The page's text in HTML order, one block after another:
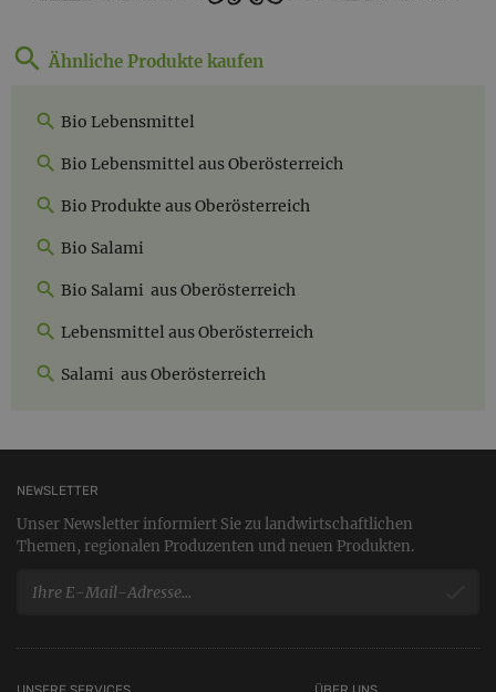
Ähnliche Produkte kaufen
Bio Lebensmittel
Bio Lebensmittel aus Oberösterreich
Bio Produkte aus Oberösterreich
Bio Salami
Bio Salami aus Oberösterreich
Lebensmittel aus Oberösterreich
Salami aus Oberösterreich
NEWSLETTER
Unser Newsletter informiert Sie zu landwirtschaftlichen
Themen, regionalen Produzenten und neuen Produkten.